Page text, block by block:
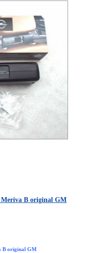
B original GM
B original GM